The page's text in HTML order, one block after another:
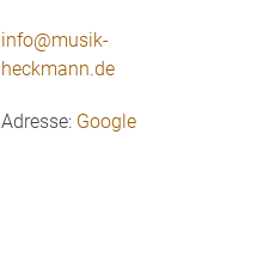
info@musik-
heckmann.de
Adresse: Google